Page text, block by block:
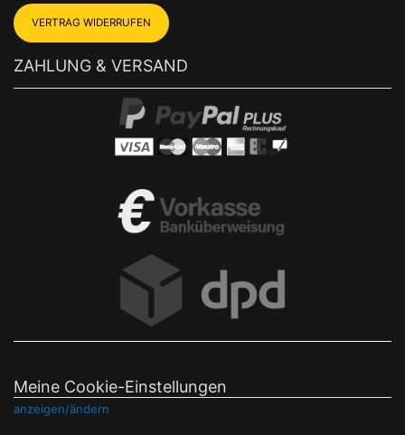
VERTRAG WIDERRUFEN
ZAHLUNG & VERSAND
Meine Cookie-Einstellungen
anzeigen/ändern